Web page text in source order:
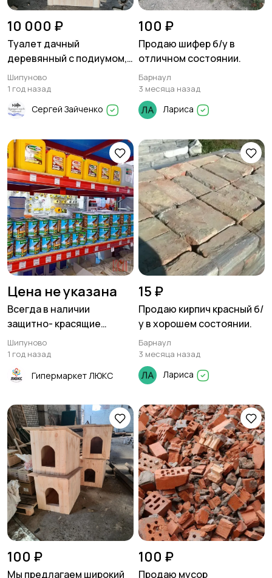
10 000 ₽
Туалет дачный
деревянный с подиумом,
сидячий
Шипуново
1 год назад
Сергей Зайченко
100 ₽
Продаю шифер б/у в
отличном состоянии.
Барнаул
3 месяца назад
Лариса
Цена не указана
Всегда в наличии
защитно- красящие
составы
Шипуново
1 год назад
Гипермаркет ЛЮКС
15 ₽
Продаю кирпич красный б/
у в хорошем состоянии.
Барнаул
3 месяца назад
Лариса
100 ₽
Мы предлагаем широкий
100 ₽
Продаю мусор